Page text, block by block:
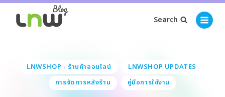
Search
LNWSHOP - ร้านค้าออนไลน์
LNWSHOP UPDATES
การจัดการหลังร้าน
คู่มือการใช้งาน